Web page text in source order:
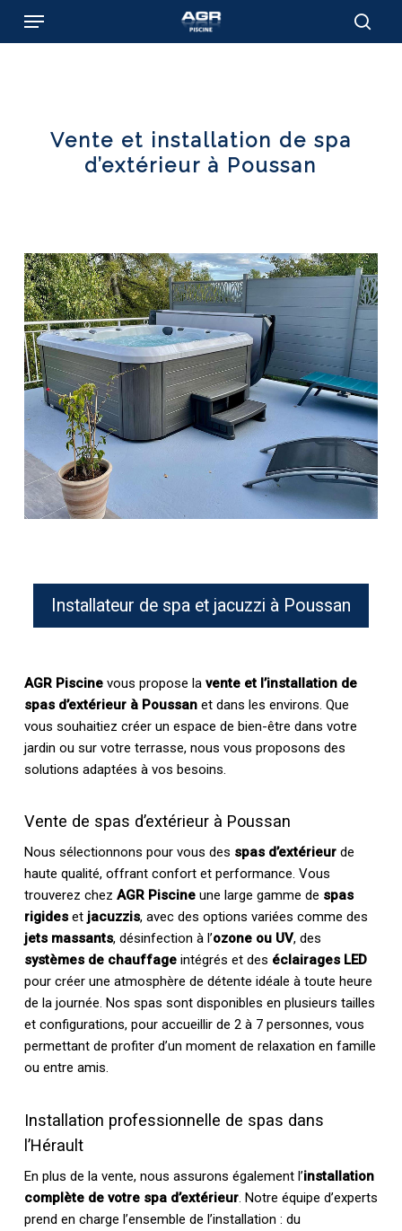
Menu
Vente et installation de spa
d’extérieur à Poussan
Installateur de spa et jacuzzi à Poussan
AGR Piscinevous propose la vente et l’installation de
spas d’extérieur à Poussanet dans les environs. Que
vous souhaitiez créer un espace de bien-être dans votre
jardin ou sur votre terrasse, nous vous proposons des
solutions adaptées à vos besoins.
Vente de spas d’extérieur à Poussan
Nous sélectionnons pour vous des spas d’extérieurde
haute qualité, offrant confort et performance. Vous
trouverez chez AGR Piscineune large gamme de spas
rigideset jacuzzis, avec des options variées comme des
jets massants, désinfection à l’ozone ou UV, des
systèmes de chauffageintégrés et des éclairages LED
pour créer une atmosphère de détente idéale à toute heure
de la journée. Nos spas sont disponibles en plusieurs tailles
et configurations, pour accueillir de 2 à 7 personnes, vous
permettant de profiter d’un moment de relaxation en famille
ou entre amis.
Installation professionnelle de spas dans
l’Hérault
En plus de la vente, nous assurons également l’installation
complète de votre spa d’extérieur. Notre équipe d’experts
prend en charge l’ensemble de l’installation : du